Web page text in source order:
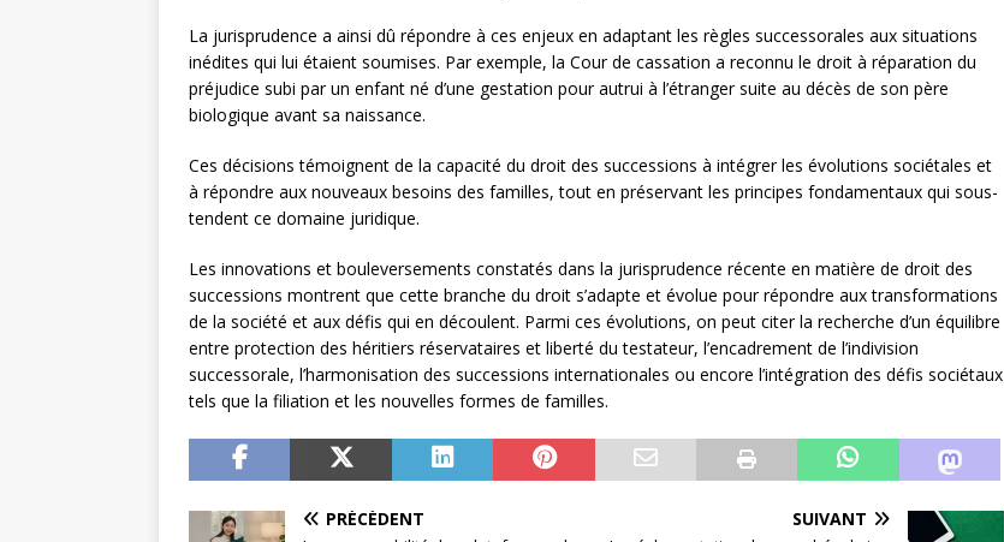
La jurisprudence a ainsi dû répondre à ces enjeux en adaptant les règles successorales aux situations
inédites qui lui étaient soumises. Par exemple, la Cour de cassation a reconnu le droit à réparation du
préjudice subi par un enfant né d’une gestation pour autrui à l’étranger suite au décès de son père
biologique avant sa naissance.
Ces décisions témoignent de la capacité du droit des successions à intégrer les évolutions sociétales et
à répondre aux nouveaux besoins des familles, tout en préservant les principes fondamentaux qui sous-
tendent ce domaine juridique.
Les innovations et bouleversements constatés dans la jurisprudence récente en matière de droit des
successions montrent que cette branche du droit s’adapte et évolue pour répondre aux transformations
de la société et aux défis qui en découlent. Parmi ces évolutions, on peut citer la recherche d’un équilibre
entre protection des héritiers réservataires et liberté du testateur, l’encadrement de l’indivision
successorale, l’harmonisation des successions internationales ou encore l’intégration des défis sociétaux
tels que la filiation et les nouvelles formes de familles.
PRÉCÉDENT SUIVANT